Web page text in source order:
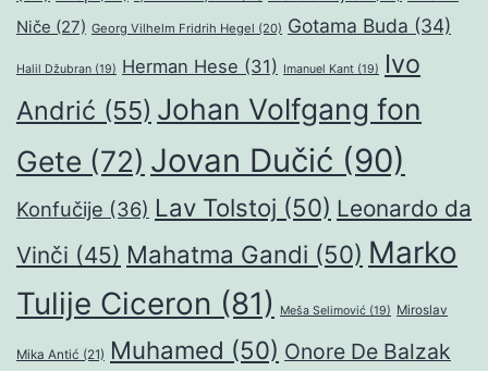
Niče (27) Georg Vilhelm Fridrih Hegel (20) Gotama Buda (34)
Halil Džubran (19) Herman Hese (31) Imanuel Kant (19)
Ivo
Andrić (55) Johan Volfgang fon
Gete (72) Jovan Dučić (90)
Konfučije (36) Lav Tolstoj (50) Leonardo da
Vinči (45) Mahatma Gandi (50) Marko
Tulije Ciceron (81) Meša Selimović (19) Miroslav
Mika Antić (21) Muhamed (50) Onore De Balzak